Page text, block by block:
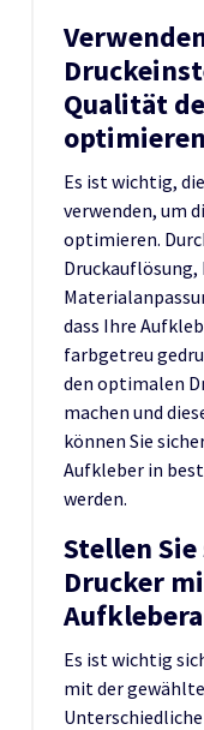
Qualität
Es ist wichtig,
verwenden, um
optimieren.
dass Ihre
farbgetreu
den optimalen
machen und
können Sie
Aufkleber in
werden.
Stellen
Drucker
Es ist wichtig
mit der